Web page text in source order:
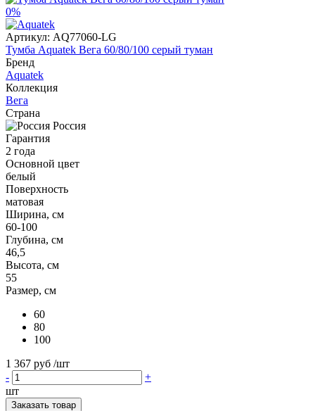
0%
Артикул: AQ77060-LG
Тумба Aquatek Вега 60/80/100 серый туман
Бренд
Aquatek
Коллекция
Вега
Страна
Россия
Гарантия
2 года
Основной цвет
белый
Поверхность
матовая
Ширина, см
60-100
Глубина, см
46,5
Высота, см
55
Размер, см
60
80
100
1 367 руб /шт
-
+
шт
Заказать товар